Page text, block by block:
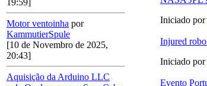
19:59]
Motor ventoinha por
KammutierSpule
[10 de Novembro de 2025,
20:43]
Aquisição da Arduino LLC
Iniciado por
Injured
Iniciado por
Evento